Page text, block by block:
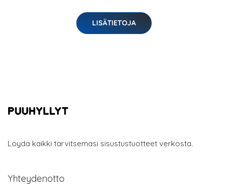
LISÄTIETOJA
Löydä kaikki tarvitsemasi sisustustuotteet verkosta.
Yhteydenotto